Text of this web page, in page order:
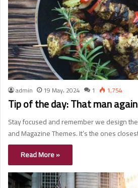
admin 19 May، 2024 1 1,754
Tip of the day: That man again
Stay focused and remember we design
and Magazine Themes. It’s the ones
Read More »